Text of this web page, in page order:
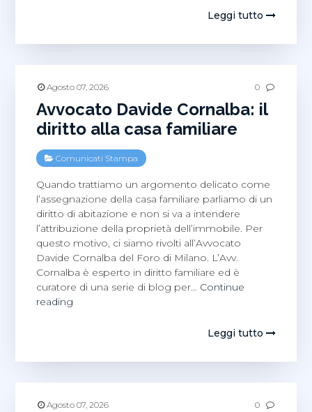
su
Palombella,
Milano
Leggi tutto
Agosto 07, 2026 0
Avvocato Davide Cornalba: il
diritto alla casa familiare
Comunicati Stampa
Quando trattiamo un argomento delicato come
l’assegnazione della casa familiare parliamo di un
diritto di abitazione e non si va a intendere
l’attribuzione della proprietà dell’immobile. Per
questo motivo, ci siamo rivolti all’Avvocato
Davide Cornalba del Foro di Milano. L’Avv.
Cornalba è esperto in diritto familiare ed è
curatore di una serie di blog per… Continue
reading
diritto
familiare
Leggi tutto
Agosto 07, 2026 0